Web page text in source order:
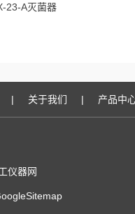
23-A灭菌器
| 关于我们 | 产品中
仪器网